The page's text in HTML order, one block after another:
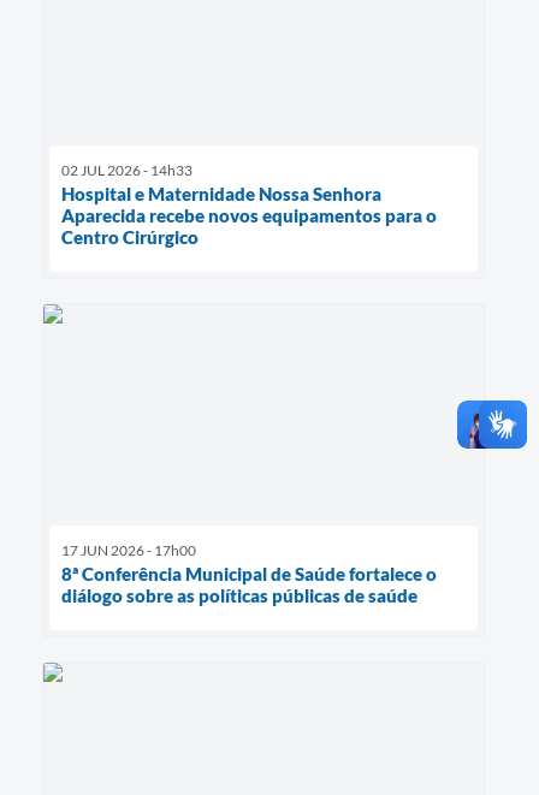
02 JUL 2026 - 14h33
Hospital e Maternidade Nossa Senhora
Aparecida recebe novos equipamentos para o
Centro Cirúrgico
17 JUN 2026 - 17h00
8ª Conferência Municipal de Saúde fortalece o
diálogo sobre as políticas públicas de saúde